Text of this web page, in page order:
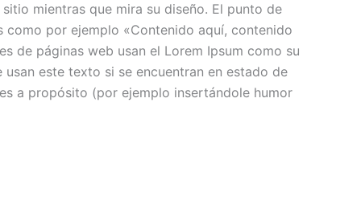
mientras que mira su diseño. El punto de
como por ejemplo «Contenido aquí, contenido
de páginas web usan el Lorem Ipsum como su
este texto si se encuentran en estado de
a propósito (por ejemplo insertándole humor